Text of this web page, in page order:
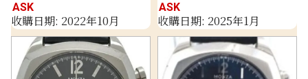
ASK
收購日期: 2022年10月
ASK
收購日期: 2025年1月